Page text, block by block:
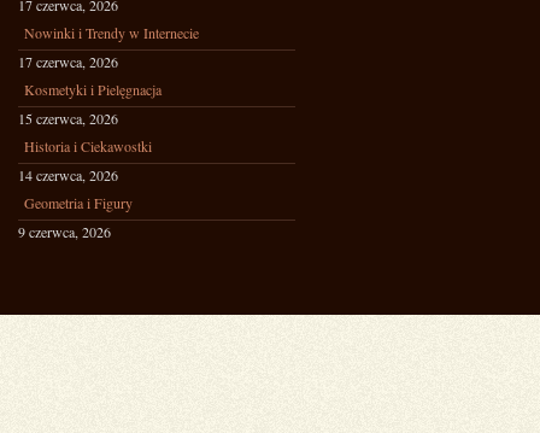
17 czerwca, 2026
Nowinki i Trendy w Internecie
17 czerwca, 2026
Kosmetyki i Pielęgnacja
15 czerwca, 2026
Historia i Ciekawostki
14 czerwca, 2026
Geometria i Figury
9 czerwca, 2026